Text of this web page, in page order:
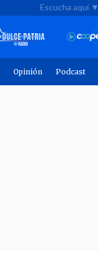
Escucha aquí ▼
Opinión Podcast